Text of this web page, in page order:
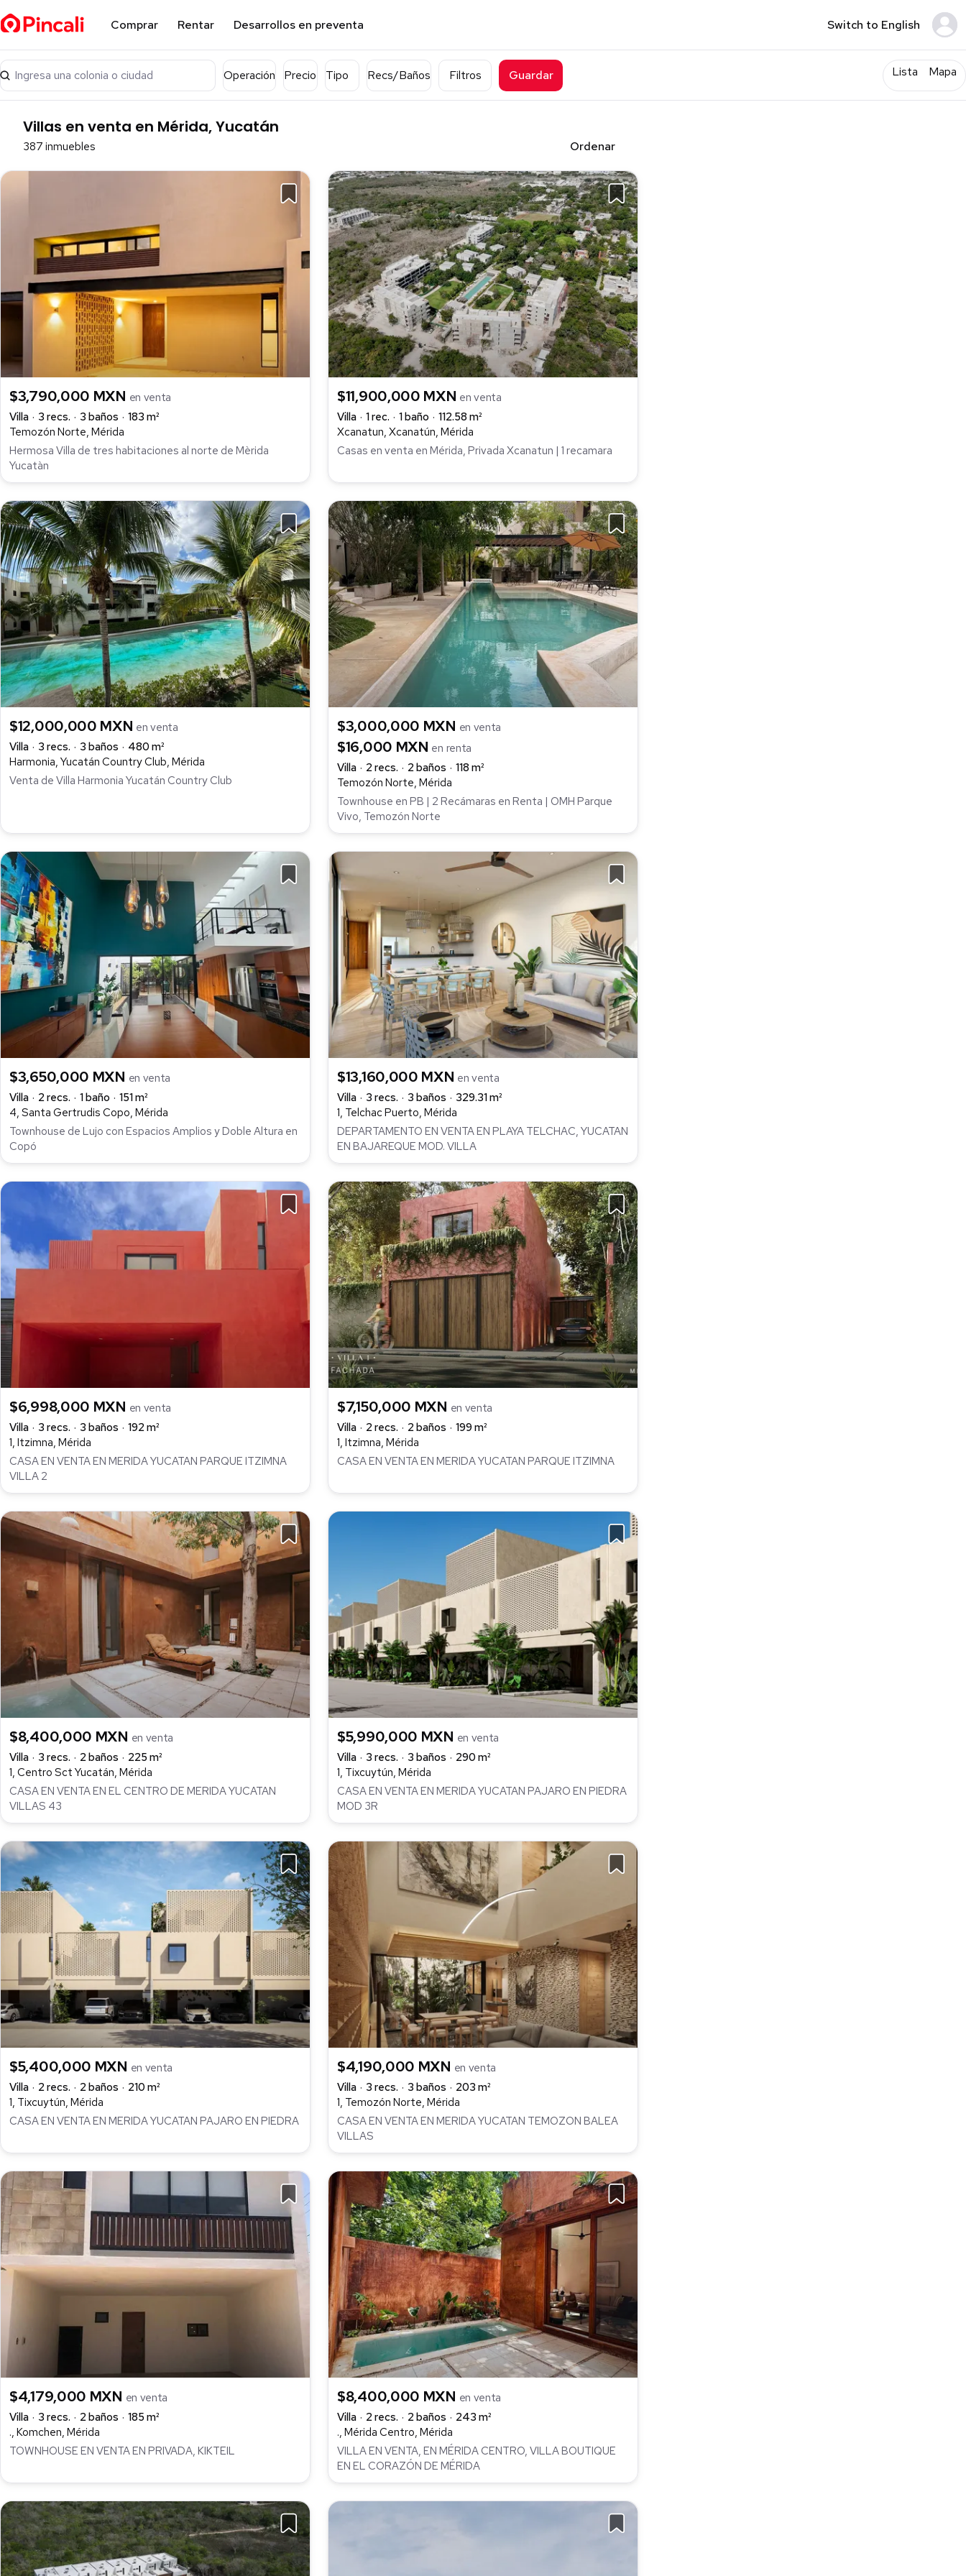
Comprar Rentar Desarrollos en preventa Switch to English
Ingresa una colonia o ciudad Operación Precio Tipo Recs/Baños Filtros Guardar Lista Mapa
Villas en venta en Mérida, Yucatán
387 inmuebles Ordenar
$3,790,000 MXN en venta
Villa
3 recs. 3 baños
183 m²
Temozón Norte, Mérida
Hermosa Villa de tres habitaciones al norte de Mèrida
Yucatàn
$11,900,000 MXN en venta
Villa
1 rec. 1 baño
112.58 m²
Xcanatun, Xcanatún, Mérida
Casas en venta en Mérida, Privada Xcanatun | 1 recamara
$12,000,000 MXN en venta
Villa
3 recs. 3 baños
480 m²
Harmonia, Yucatán Country Club, Mérida
Venta de Villa Harmonia Yucatán Country Club
$3,000,000 MXN en venta
$16,000 MXN en renta
Villa
2 recs. 2 baños
118 m²
Temozón Norte, Mérida
Townhouse en PB | 2 Recámaras en Renta | OMH Parque
Vivo, Temozón Norte
$3,650,000 MXN en venta
Villa
2 recs. 1 baño
151 m²
4, Santa Gertrudis Copo, Mérida
Townhouse de Lujo con Espacios Amplios y Doble Altura en
Copó
$13,160,000 MXN en venta
Villa
3 recs. 3 baños
329.31 m²
1, Telchac Puerto, Mérida
DEPARTAMENTO EN VENTA EN PLAYA TELCHAC, YUCATAN
EN BAJAREQUE MOD. VILLA
$6,998,000 MXN en venta
Villa
3 recs. 3 baños
192 m²
1, Itzimna, Mérida
CASA EN VENTA EN MERIDA YUCATAN PARQUE ITZIMNA
VILLA 2
$7,150,000 MXN en venta
Villa
2 recs. 2 baños
199 m²
1, Itzimna, Mérida
CASA EN VENTA EN MERIDA YUCATAN PARQUE ITZIMNA
$8,400,000 MXN en venta
Villa
3 recs. 2 baños
225 m²
1, Centro Sct Yucatán, Mérida
CASA EN VENTA EN EL CENTRO DE MERIDA YUCATAN
VILLAS 43
$5,990,000 MXN en venta
Villa
3 recs. 3 baños
290 m²
1, Tixcuytún, Mérida
CASA EN VENTA EN MERIDA YUCATAN PAJARO EN PIEDRA
MOD 3R
$5,400,000 MXN en venta
Villa
2 recs. 2 baños
210 m²
1, Tixcuytún, Mérida
CASA EN VENTA EN MERIDA YUCATAN PAJARO EN PIEDRA
$4,190,000 MXN en venta
Villa
3 recs. 3 baños
203 m²
1, Temozón Norte, Mérida
CASA EN VENTA EN MERIDA YUCATAN TEMOZON BALEA
VILLAS
$4,179,000 MXN en venta
Villa
3 recs. 2 baños
185 m²
., Komchen, Mérida
TOWNHOUSE EN VENTA EN PRIVADA, KIKTEIL
$8,400,000 MXN en venta
Villa
2 recs. 2 baños
243 m²
., Mérida Centro, Mérida
VILLA EN VENTA, EN MÉRIDA CENTRO, VILLA BOUTIQUE
EN EL CORAZÓN DE MÉRIDA